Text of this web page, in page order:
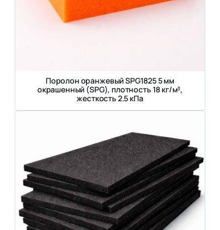
Поролон оранжевый SPG1825 5 мм
окрашенный (SPG), плотность 18 кг/м³,
жесткость 2.5 кПа